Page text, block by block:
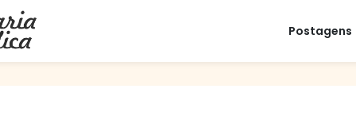
Postagens